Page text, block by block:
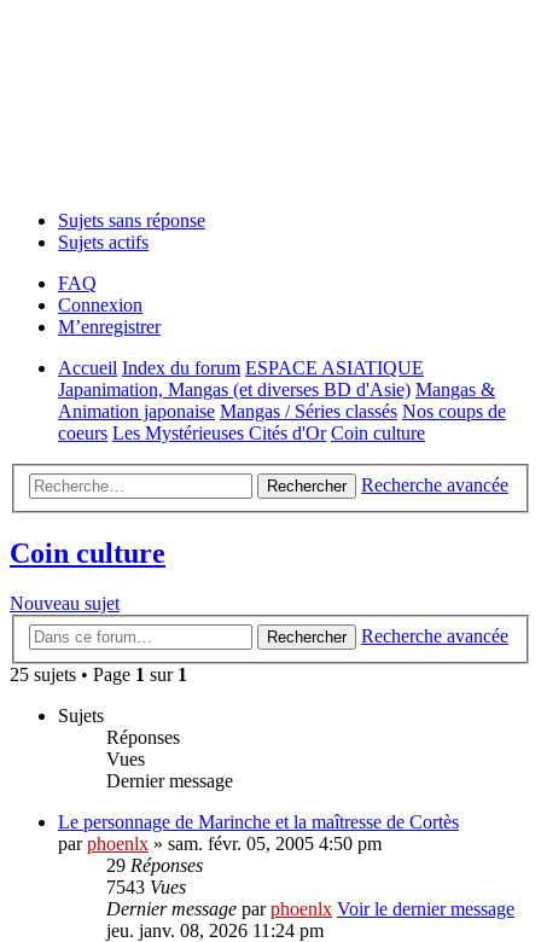
Sujets sans réponse
Sujets actifs
FAQ
Connexion
M’enregistrer
Accueil Index du forum ESPACE ASIATIQUE
Japanimation, Mangas (et diverses BD d'Asie) Mangas &
Animation japonaise Mangas / Séries classés Nos coups de
coeurs Les Mystérieuses Cités d'Or Coin culture
Rechercher Recherche avancée
Coin culture
Nouveau sujet
Rechercher
Recherche avancée
25 sujets • Page 1 sur 1
Sujets
Réponses
Vues
Dernier message
Le personnage de Marinche et la maîtresse de Cortès
parphoenlx » sam. févr. 05, 2005 4:50 pm
29 Réponses
7543 Vues
Dernier message parphoenlx Voir le dernier message
jeu. janv. 08, 2026 11:24 pm